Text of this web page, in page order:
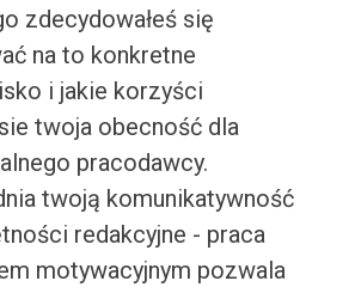
zdecydowałeś się
na to konkretne
i jakie korzyści
twoja obecność dla
pracodawcy.
twoją komunikatywność
redakcyjne - praca
motywacyjnym pozwala